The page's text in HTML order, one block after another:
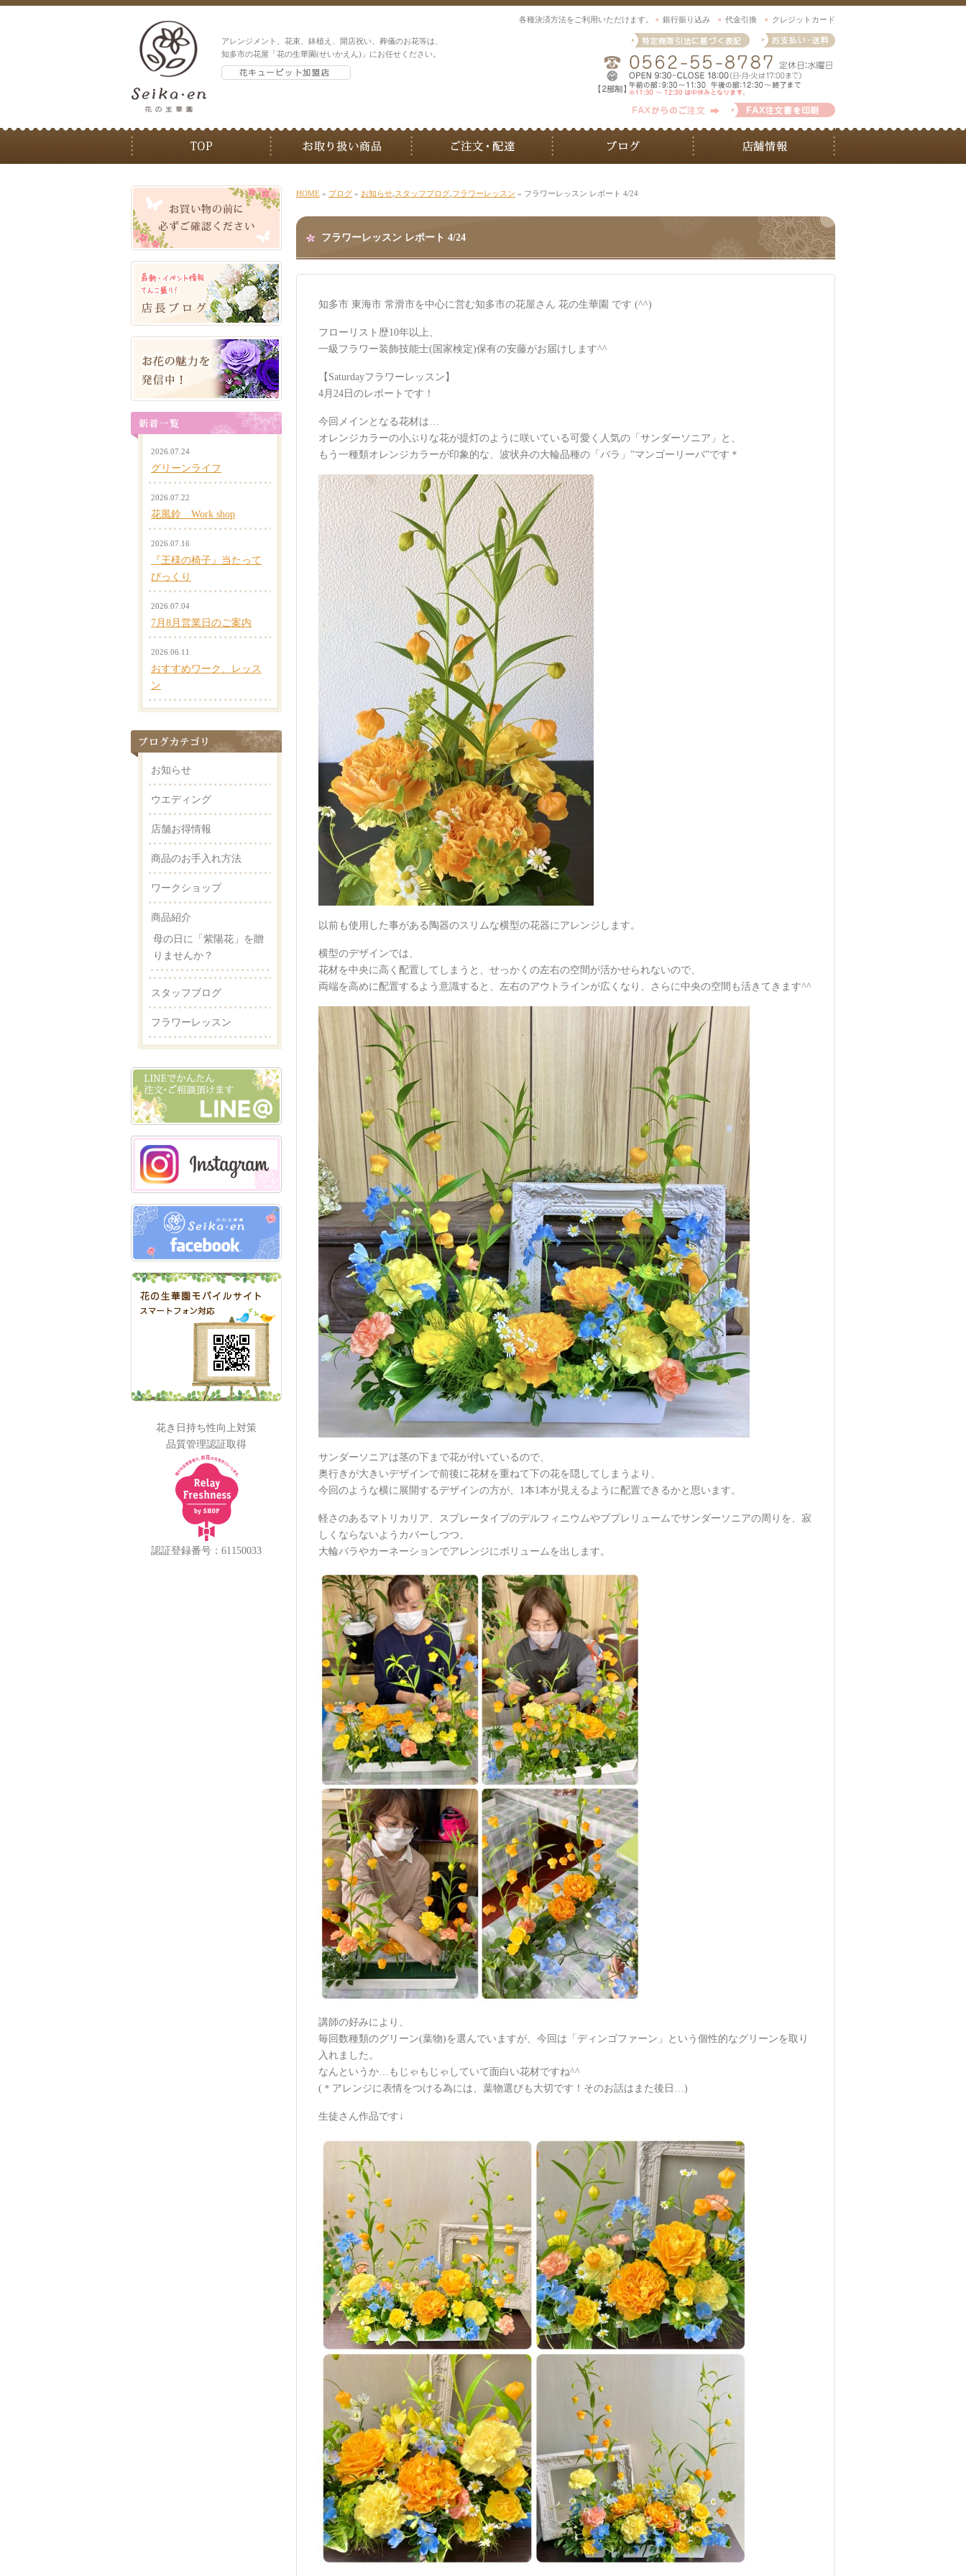
アレンジメント、花束、鉢植え、開店祝い、葬儀のお花等は、
知多市の花屋「花の生華園(せいかえん)」にお任せください。
各種決済方法をご利用いただけます。 銀行振り込み 代金引換 クレジットカード
HOME » ブログ » お知らせ スタッフブログ フラワーレッスン » フラワーレッスン レポート 4/24
フラワーレッスン レポート 4/24
知多市 東海市 常滑市を中心に営む知多市の花屋さん 花の生華園 です (^^)
フローリスト歴10年以上、
一級フラワー装飾技能士(国家検定)保有の安藤がお届けします^^
【Saturdayフラワーレッスン】
4月24日のレポートです！
今回メインとなる花材は…
オレンジカラーの小ぶりな花が提灯のように咲いている可愛く人気の「サンダーソニア」と、
もう一種類オレンジカラーが印象的な、波状弁の大輪品種の「バラ」”マンゴーリーバ”です＊
以前も使用した事がある陶器のスリムな横型の花器にアレンジします。
横型のデザインでは、
花材を中央に高く配置してしまうと、せっかくの左右の空間が活かせられないので、
両端を高めに配置するよう意識すると、左右のアウトラインが広くなり、さらに中央の空間も活きてきます^^
サンダーソニアは茎の下まで花が付いているので、
奥行きが大きいデザインで前後に花材を重ねて下の花を隠してしまうより、
今回のような横に展開するデザインの方が、1本1本が見えるように配置できるかと思います。
軽さのあるマトリカリア、スプレータイプのデルフィニウムやブプレリュームでサンダーソニアの周りを、寂
しくならないようカバーしつつ、
大輪バラやカーネーションでアレンジにボリュームを出します。
講師の好みにより、
毎回数種類のグリーン(葉物)を選んでいますが、今回は「ディンゴファーン」という個性的なグリーンを取り
入れました。
なんというか…もじゃもじゃしていて面白い花材ですね^^
(＊アレンジに表情をつける為には、葉物選びも大切です！そのお話はまた後日…)
生徒さん作品です↓
2026.07.24
グリーンライフ
2026.07.22
花風鈴 Work shop
2026.07.16
『王様の椅子』当たって
びっくり
2026.07.04
7月8月営業日のご案内
2026.06.11
おすすめワーク、レッス
ン
お知らせ
ウエディング
店舗お得情報
商品のお手入れ方法
ワークショップ
商品紹介
母の日に「紫陽花」を贈
りませんか？
スタッフブログ
フラワーレッスン
花き日持ち性向上対策
品質管理認証取得
認証登録番号：61150033